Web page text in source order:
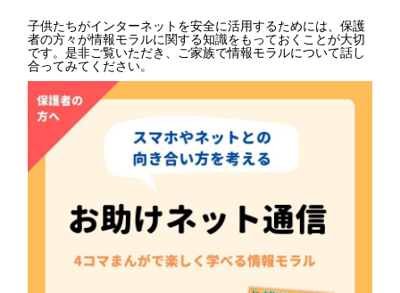
子供たちがインターネットを安全に活用するためには、保護
者の方々が情報モラルに関する知識をもっておくことが大切
です。是非ご覧いただき、ご家族で情報モラルについて話し
合ってみてください。